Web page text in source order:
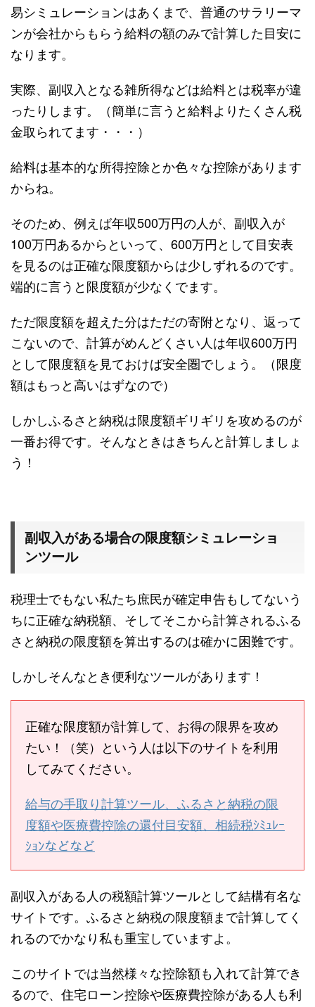
易シミュレーションはあくまで、普通のサラリーマ
ンが会社からもらう給料の額のみで計算した目安に
なります。
実際、副収入となる雑所得などは給料とは税率が違
ったりします。（簡単に言うと給料よりたくさん税
金取られてます・・・）
給料は基本的な所得控除とか色々な控除があります
からね。
そのため、例えば年収500万円の人が、副収入が
100万円あるからといって、600万円として目安表
を見るのは正確な限度額からは少しずれるのです。
端的に言うと限度額が少なくでます。
ただ限度額を超えた分はただの寄附となり、返って
こないので、計算がめんどくさい人は年収600万円
として限度額を見ておけば安全圏でしょう。（限度
額はもっと高いはずなので）
しかしふるさと納税は限度額ギリギリを攻めるのが
一番お得です。そんなときはきちんと計算しましょ
う！
副収入がある場合の限度額シミュレーショ
ンツール
税理士でもない私たち庶民が確定申告もしてないう
ちに正確な納税額、そしてそこから計算されるふる
さと納税の限度額を算出するのは確かに困難です。
しかしそんなとき便利なツールがあります！
正確な限度額が計算して、お得の限界を攻め
たい！（笑）という人は以下のサイトを利用
してみてください。
給与の手取り計算ツール、ふるさと納税の限
度額や医療費控除の還付目安額、相続税ｼﾐｭﾚｰ
ｼｮﾝなどなど
副収入がある人の税額計算ツールとして結構有名な
サイトです。ふるさと納税の限度額まで計算してく
れるのでかなり私も重宝していますよ。
このサイトでは当然様々な控除額も入れて計算でき
るので、住宅ローン控除や医療費控除がある人も利